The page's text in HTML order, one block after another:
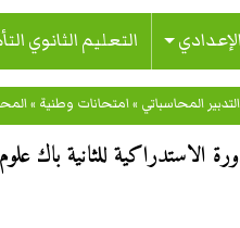
التعليم الثانوي
المحاسباتي »امتحانات وطنية »
للثانية باك علوم